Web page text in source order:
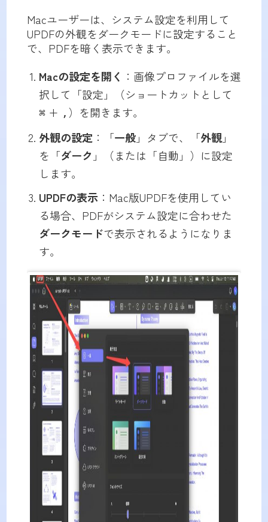
Macユーザーは、システム設定を利用して
UPDFの外観をダークモードに設定すること
で、PDFを暗く表示できます。
Macの設定を開く ：画像プロファイルを選
択して「設定」（ショートカットとして
⌘+ , ）を開きます。
外観の設定 ：「一般」タブで、「外観」
を「ダーク 」（または「自動」）に設定
します。
UPDFの表示 ：Mac版UPDFを使用してい
る場合、PDFがシステム設定に合わせた
ダークモードで表示されるようになりま
す。